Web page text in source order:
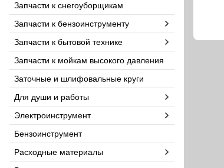
Запчасти к снегоуборщикам
Запчасти к бензоинструменту
Запчасти к бытовой технике
Запчасти к мойкам высокого давления
Заточные и шлифовальные круги
Для души и работы
Электроинструмент
Бензоинструмент
Расходные материалы